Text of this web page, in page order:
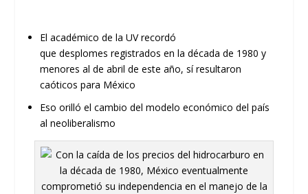
El académico de la UVrecordó
quedesplomes registrados enla década de 1980 y
menores al de abril de este año, sí resultaron
caóticos para México
Eso orillóelcambio del modelo económico del país
al neoliberalismo